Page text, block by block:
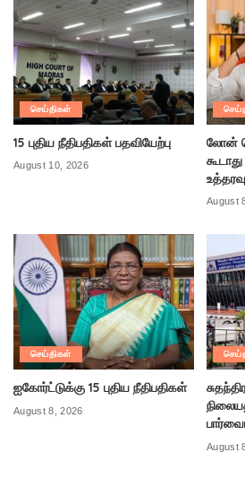
செய்திகள்
15 புதிய நீதிபதிகள் பதவியேற்பு
August 10, 2026
லோன்
உத்தரவு
August
செய்திகள்
ஐகோர்ட்டுக்கு 15 புதிய நீதிபதிகள்
August 8, 2026
August